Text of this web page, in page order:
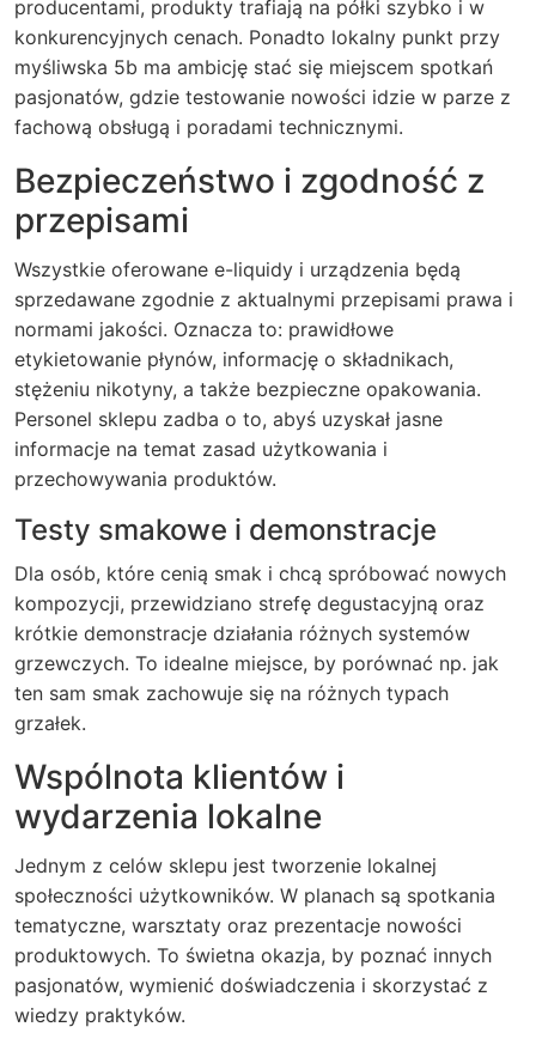
producentami, produkty trafiają na półki szybko i w
konkurencyjnych cenach. Ponadto lokalny punkt przy
myśliwska 5b ma ambicję stać się miejscem spotkań
pasjonatów, gdzie testowanie nowości idzie w parze z
fachową obsługą i poradami technicznymi.
Bezpieczeństwo i zgodność z
przepisami
Wszystkie oferowane e-liquidy i urządzenia będą
sprzedawane zgodnie z aktualnymi przepisami prawa i
normami jakości. Oznacza to: prawidłowe
etykietowanie płynów, informację o składnikach,
stężeniu nikotyny, a także bezpieczne opakowania.
Personel sklepu zadba o to, abyś uzyskał jasne
informacje na temat zasad użytkowania i
przechowywania produktów.
Testy smakowe i demonstracje
Dla osób, które cenią smak i chcą spróbować nowych
kompozycji, przewidziano strefę degustacyjną oraz
krótkie demonstracje działania różnych systemów
grzewczych. To idealne miejsce, by porównać np. jak
ten sam smak zachowuje się na różnych typach
grzałek.
Wspólnota klientów i
wydarzenia lokalne
Jednym z celów sklepu jest tworzenie lokalnej
społeczności użytkowników. W planach są spotkania
tematyczne, warsztaty oraz prezentacje nowości
produktowych. To świetna okazja, by poznać innych
pasjonatów, wymienić doświadczenia i skorzystać z
wiedzy praktyków.